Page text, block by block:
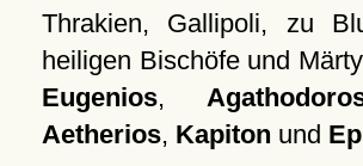
Thrakien, Gallipoli, zu
heiligen Bischöfe und
Eugenios,
Aetherios, Kapiton und